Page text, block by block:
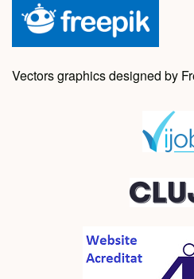
Vectors graphics designed by